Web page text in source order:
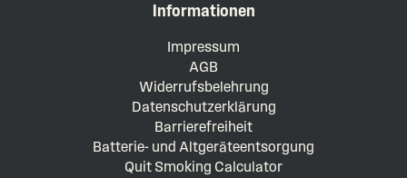
Informationen
Impressum
AGB
Widerrufsbelehrung
Datenschutzerklärung
Barrierefreiheit
Batterie- und Altgeräteentsorgung
Quit Smoking Calculator